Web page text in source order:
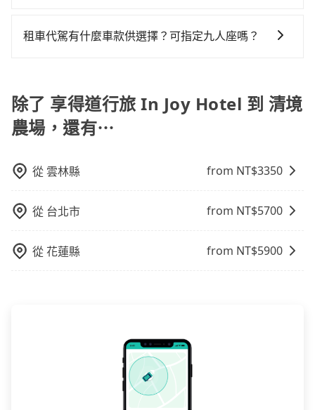
完後預定就完成，事先不用電話確認空房，事後也不用
在預定時要不選擇評分高、評論多的飯店，不然就是還
要再人工電話與飯店確認。預訂民宿方面，如不怕麻
煩，有些時候直接打電話問的價格可能比民宿訂房網來
介意多花一點錢省下這些瑣碎的事，台灣本土的AsiaYo
等。 點到點包車：點到點包車是按照里程和目的地來計
擇： 預算：不同交通工具價格不同，可先確定您的預
車。 旅行人數：人數多時包車較方便舒適且每個人攤提
下來的車資也比較便宜，人數少可搭乘大眾運輸或計程
車。 時間：需在特定時間到達目的地可選包車或計程
和方便性可選包車和計程車，喜歡探險和體驗當地文化
租車代駕有什麼車款供選擇？可指定九人座嗎？
VW為主，其中也有少量進口車像凌志Lexus、特斯拉
Tesla、賓士Benz等高級車款。全部五年內合法營業用
車，百分百無菸車，乘客均有最高500萬乘客險。如果有
40人座大巴或遊覽車，可特別填單並另外報價。
除了 享得道行旅 In Joy Hotel 到 清境
農場，還有⋯
從雲林縣 from NT$3350
從 台北市 from NT$5700
從花蓮縣 from NT$5900